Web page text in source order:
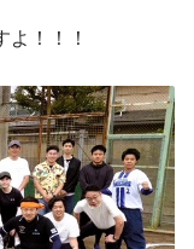
！！！